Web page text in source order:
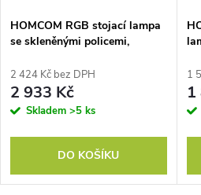
HOMCOM RGB stojací lampa
se skleněnými policemi,
s dálkovým ovládáním,
synchronizace s hudbou, černá
barva
2 424 Kč bez DPH
2 933 Kč
Skladem >5 ks
DO KOŠÍKU
1
1